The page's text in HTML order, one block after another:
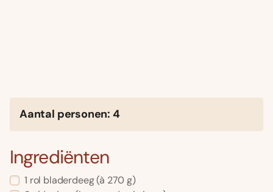
Aantal personen: 4
Ingrediënten
1 rol bladerdeeg (à 270 g)